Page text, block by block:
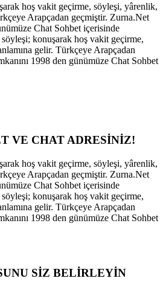
hoş vakit geçirme, söyleşi, yârenlik,
Arapçadan geçmiştir. Zurna.Net
Chat Sohbet içerisinde
söyleşi; konuşarak hoş vakit geçirme,
gelir. Türkçeye Arapçadan
1998 den günümüze Chat Sohbet
VE CHAT ADRESİNİZ!
hoş vakit geçirme, söyleşi, yârenlik,
Arapçadan geçmiştir. Zurna.Net
Chat Sohbet içerisinde
söyleşi; konuşarak hoş vakit geçirme,
gelir. Türkçeye Arapçadan
1998 den günümüze Chat Sohbet
SİZ BELİRLEYİN